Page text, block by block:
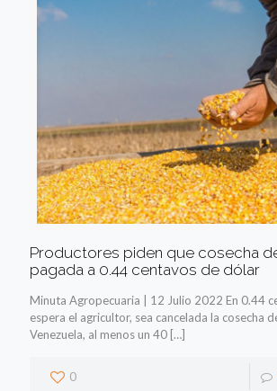
Productores piden que cosecha
pagada a 0.44 centavos de dólar
Minuta Agropecuaria | 12 Julio 2022 En 0.44
espera el agricultor, sea cancelada la cosecha
Venezuela, al menos un 40 […]
0